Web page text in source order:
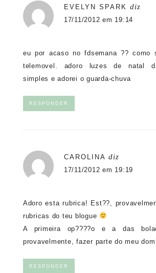
EVELYN SPARK diz
17/11/2012 em 19:14
eu por acaso no fdsemana ?? como
telemovel. adoro luzes de natal
simples e adorei o guarda-chuva
RESPONDER
CAROLINA diz
17/11/2012 em 19:19
Adoro esta rubrica! Est??,
rubricas do teu blogue
A primeira op????o e a das
provavelmente, fazer parte do meu
RESPONDER